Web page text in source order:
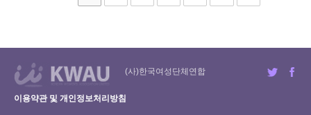
(사)한국여성단체연합
이용약관 및 개인정보처리방침